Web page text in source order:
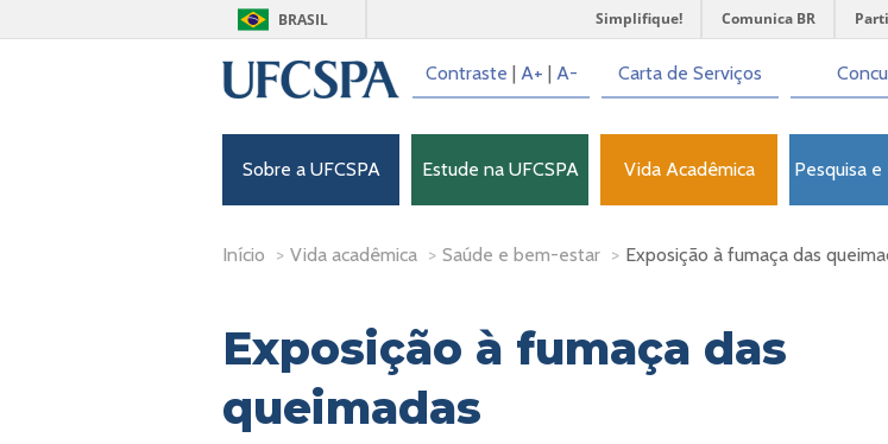
BRASIL Simplifique! Comunica BR
Contraste | A+ | A- Carta de Serviços
Sobre a UFCSPA Estude na UFCSPA Vida Acadêmica Pesquisa
Início > Vida acadêmica > Saúde e bem-estar > Exposição à fumaça das
Exposição à fumaça das
queimadas